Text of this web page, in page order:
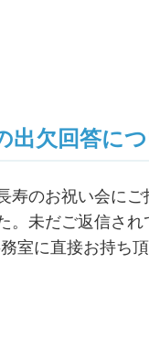
出欠回答に
寿のお祝い会に
。未だご返信さ
室に直接お持ち